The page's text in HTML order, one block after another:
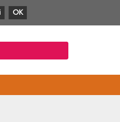
Anobii
SBTMlol
OK